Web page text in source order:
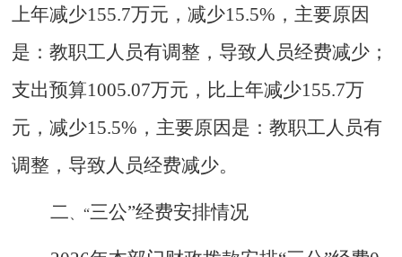
上年减少155.7万元，减少15.5%，主要原因
是：教职工人员有调整，导致人员经费减少；
支出预算1005.07万元，比上年减少155.7万
元，减少15.5%，主要原因是：教职工人员有
调整，导致人员经费减少。
二 、“三公”经费安排情况